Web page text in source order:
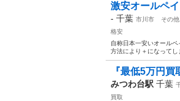
激安オールペ
- 千葉 市川市
その他
格安
自称日本一安いオール
方法により＋になって
『最低5万円
みつわ台駅 千葉
買取